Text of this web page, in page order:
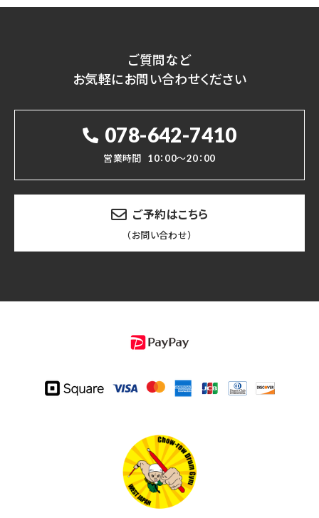
ご質問など
お気軽にお問い合わせください
078-642-7410
営業時間 10：00～20：00
ご予約はこちら
（お問い合わせ）